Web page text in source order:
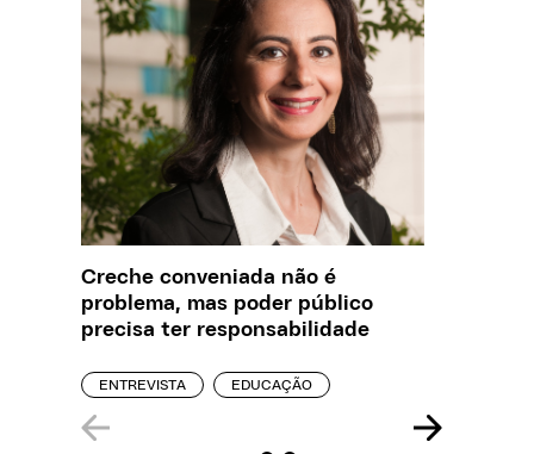
Creche conveniada não é
problema, mas poder público
precisa ter responsabilidade
ENTREVISTA EDUCAÇÃO